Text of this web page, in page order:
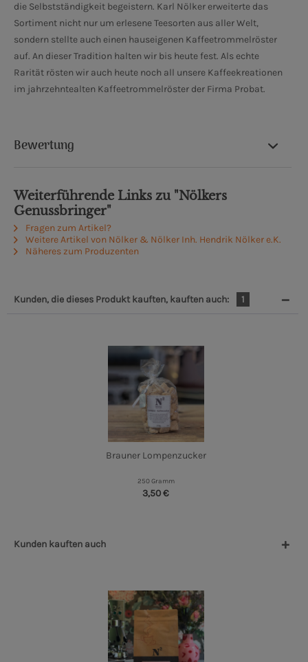
die Selbstständigkeit begeistern. Karl Nölker erweiterte das
Sortiment nicht nur um erlesene Teesorten aus aller Welt,
sondern stellte auch einen hauseigenen Kaffeetrommelröster
auf. An dieser Tradition halten wir bis heute fest. Als echte
Rarität rösten wir auch heute noch all unsere Kaffeekreationen
im jahrzehntealten Kaffeetrommelröster der Firma Probat.
Bewertung
Weiterführende Links zu "Nölkers
Genussbringer"
Fragen zum Artikel?
Weitere Artikel von Nölker & Nölker Inh. Hendrik Nölker e.K.
Näheres zum Produzenten
Kunden, die dieses Produkt kauften, kauften auch: 1
Brauner Lompenzucker
250 Gramm
3,50 €
Kunden kauften auch